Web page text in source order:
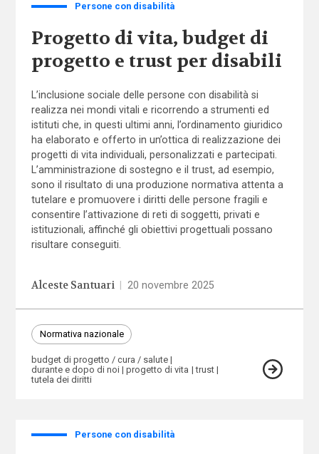
Persone con disabilità
Progetto di vita, budget di
progetto e trust per disabili
L’inclusione sociale delle persone con disabilità si
realizza nei mondi vitali e ricorrendo a strumenti ed
istituti che, in questi ultimi anni, l’ordinamento giuridico
ha elaborato e offerto in un’ottica di realizzazione dei
progetti di vita individuali, personalizzati e partecipati.
L’amministrazione di sostegno e il trust, ad esempio,
sono il risultato di una produzione normativa attenta a
tutelare e promuovere i diritti delle persone fragili e
consentire l’attivazione di reti di soggetti, privati e
istituzionali, affinché gli obiettivi progettuali possano
risultare conseguiti.
Alceste Santuari 20 novembre 2025
Normativa nazionale
budget di progetto / cura / salute
durante e dopo di noi
progetto di vita
trust
tutela dei diritti
Persone con disabilità